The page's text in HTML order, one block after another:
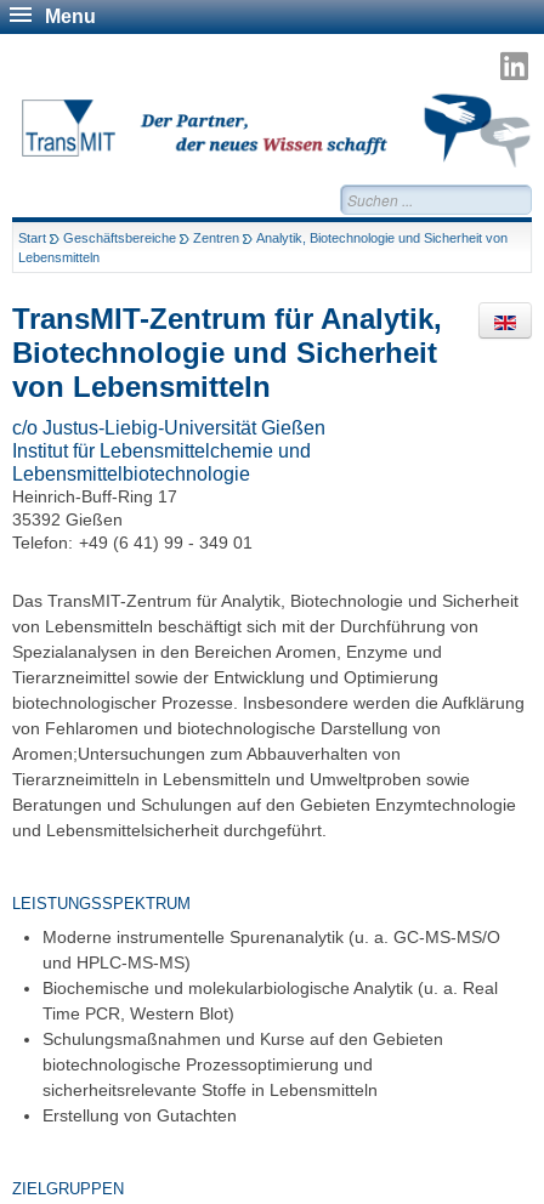
Menu
Suchen...
Start Geschäftsbereiche Zentren
Analytik, Biotechnologie und Sicherheit von
Lebensmitteln
TransMIT-Zentrum für Analytik,
Biotechnologie und Sicherheit
von Lebensmitteln
c/o Justus-Liebig-Universität Gießen
Institut für Lebensmittelchemie und
Lebensmittelbiotechnologie
Heinrich-Buff-Ring 17
35392 Gießen
Telefon: +49 (6 41) 99 - 349 01
Das TransMIT-Zentrum für Analytik, Biotechnologie und Sicherheit
von Lebensmitteln beschäftigt sich mit der Durchführung von
Spezialanalysen in den Bereichen Aromen, Enzyme und
Tierarzneimittel sowie der Entwicklung und Optimierung
biotechnologischer Prozesse. Insbesondere werden die Aufklärung
von Fehlaromen und biotechnologische Darstellung von
Aromen;Untersuchungen zum Abbauverhalten von
Tierarzneimitteln in Lebensmitteln und Umweltproben sowie
Beratungen und Schulungen auf den Gebieten Enzymtechnologie
und Lebensmittelsicherheit durchgeführt.
LEISTUNGSSPEKTRUM
Moderne instrumentelle Spurenanalytik (u. a. GC-MS-MS/O
und HPLC-MS-MS)
Biochemische und molekularbiologische Analytik (u. a. Real
Time PCR, Western Blot)
Schulungsmaßnahmen und Kurse auf den Gebieten
biotechnologische Prozessoptimierung und
sicherheitsrelevante Stoffe in Lebensmitteln
Erstellung von Gutachten
ZIELGRUPPEN